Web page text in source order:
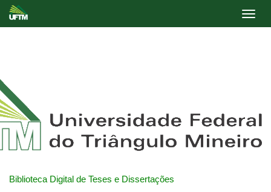
Biblioteca Digital de Teses e Dissertações